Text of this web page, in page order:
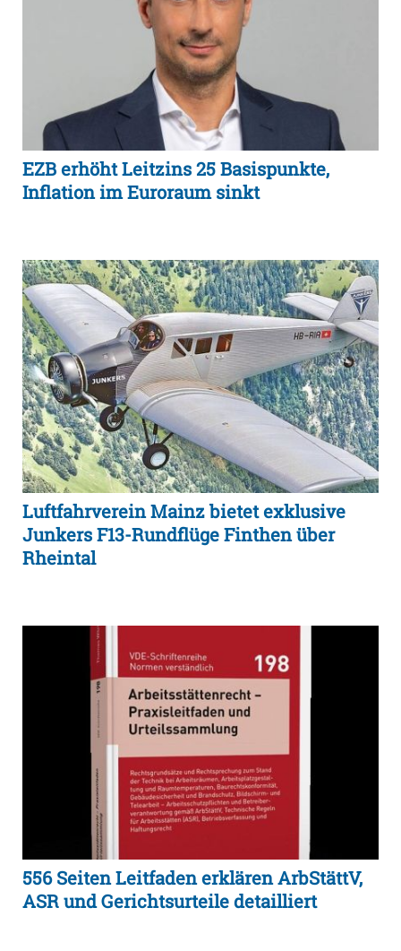
EZB erhöht Leitzins 25 Basispunkte,
Inflation im Euroraum sinkt
Luftfahrverein Mainz bietet exklusive
Junkers F13-Rundflüge Finthen über
Rheintal
556 Seiten Leitfaden erklären ArbStättV,
ASR und Gerichtsurteile detailliert